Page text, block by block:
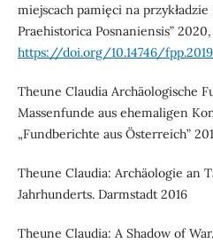
miejscach pamięci na przykładzie
Praehistorica Posnaniensis”
https://doi.org/10.14746/
Theune Claudia Archäologische
Massenfunde aus ehemaligen
„Fundberichte aus Österreich”
Theune Claudia: Archäologie an
Jahrhunderts. Darmstadt 2016
Theune Claudia: A Shadow of